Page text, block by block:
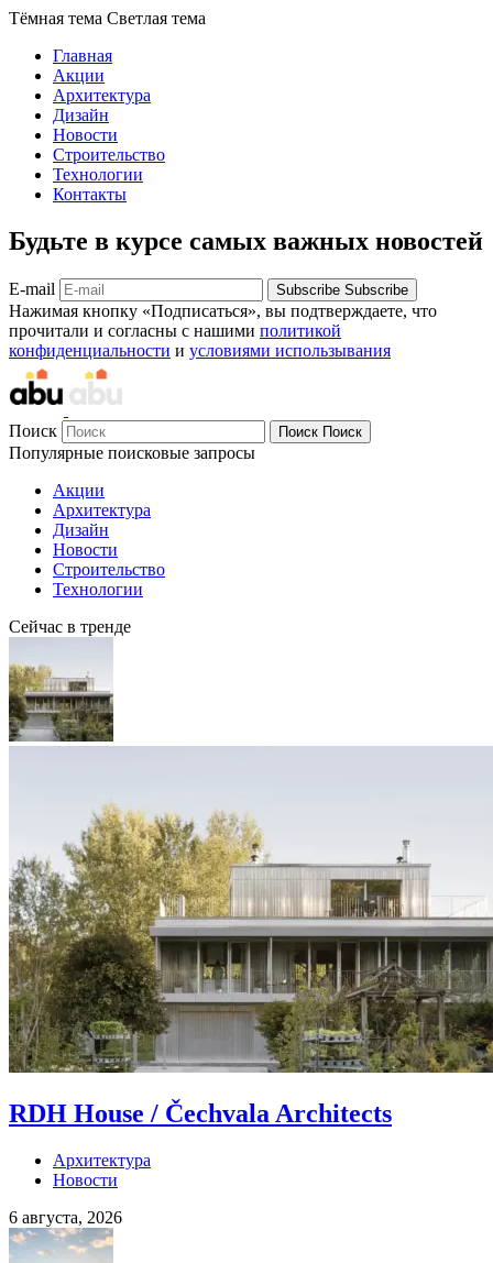
Тёмная тема Светлая тема
Главная
Акции
Архитектура
Дизайн
Новости
Строительство
Технологии
Контакты
Будьте в курсе самых важных новостей
E-mail Subscribe Subscribe
Нажимая кнопку «Подписаться», вы подтверждаете, что
прочитали и согласны с нашими политикой
конфиденциальности и условиями использывания
Поиск Поиск Поиск
Популярные поисковые запросы
Акции
Архитектура
Дизайн
Новости
Строительство
Технологии
Сейчас в тренде
RDH House / Čechvala Architects
Архитектура
Новости
6 августа, 2026